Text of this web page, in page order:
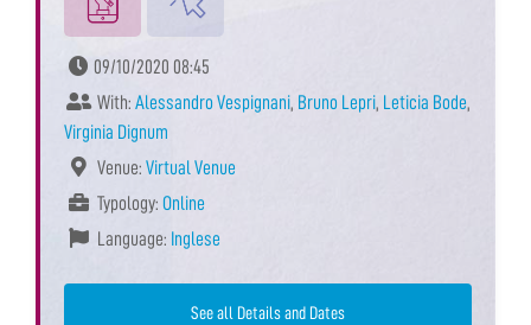
09/10/2020 08:45
With: Alessandro Vespignani, Bruno Lepri, Leticia Bode,
Virginia Dignum
Venue: Virtual Venue
Typology: Online
Language: Inglese
See all Details and Dates